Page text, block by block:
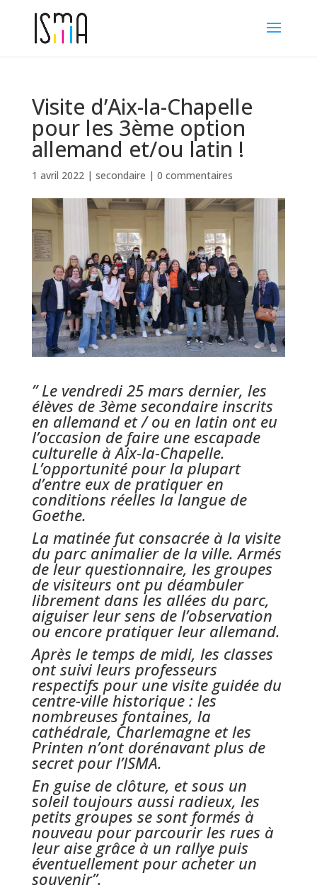
Visite d’Aix-la-Chapelle
pour les 3ème option
allemand et/ou latin !
1 avril 2022| secondaire | 0 commentaires
” Le vendredi 25 mars dernier, les
élèves de 3ème secondaire inscrits
en allemand et / ou en latin ont eu
l’occasion de faire une escapade
culturelle à Aix-la-Chapelle.
L’opportunité pour la plupart
d’entre eux de pratiquer en
conditions réelles la langue de
Goethe.
La matinée fut consacrée à la visite
du parc animalier de la ville. Armés
de leur questionnaire, les groupes
de visiteurs ont pu déambuler
librement dans les allées du parc,
aiguiser leur sens de l’observation
ou encore pratiquer leur allemand.
Après le temps de midi, les classes
ont suivi leurs professeurs
respectifs pour une visite guidée du
centre-ville historique : les
nombreuses fontaines, la
cathédrale, Charlemagne et les
Printen n’ont dorénavant plus de
secret pour l’ISMA.
En guise de clôture, et sous un
soleil toujours aussi radieux, les
petits groupes se sont formés à
nouveau pour parcourir les rues à
leur aise grâce à un rallye puis
éventuellement pour acheter un
souvenir”.